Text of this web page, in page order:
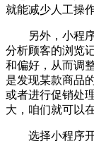
就能减少人工操
另外，小程
分析顾客的浏览
和偏好，从而调
是发现某款商品
或者进行促销处
大，咱们就可以
选择小程序